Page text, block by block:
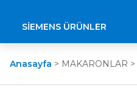
SİEMENS ÜRÜNLER
Anasayfa MAKARONLAR